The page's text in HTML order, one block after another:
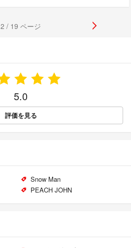
2 / 19 ページ
5.0
評価を見る
Snow Man
PEACH JOHN